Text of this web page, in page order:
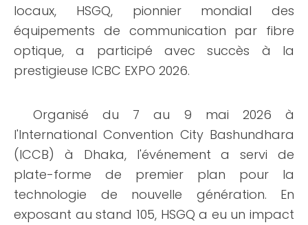
locaux, HSGQ, pionnier mondial des
équipements de communication par fibre
optique, a participé avec succès à la
prestigieuse ICBC EXPO 2026.
Organisé du 7 au 9 mai 2026 à
l'International Convention City Bashundhara
(ICCB) à Dhaka, l'événement a servi de
plate-forme de premier plan pour la
technologie de nouvelle génération. En
exposant au stand 105, HSGQ a eu un impact